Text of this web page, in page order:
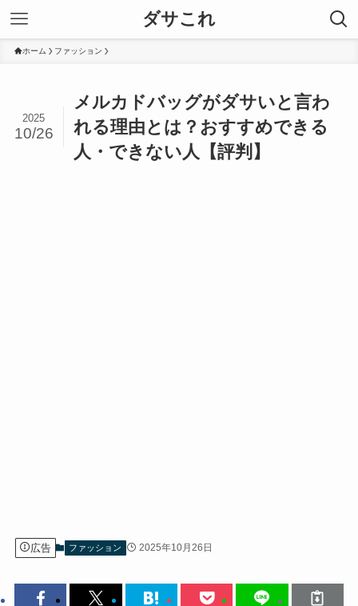
ダサこれ
ホーム ファッション
メルカドバッグがダサいと言わ
れる理由とは？おすすめできる
人・できない人【評判】
2025
10/26
広告 ファッション 2025年10月26日